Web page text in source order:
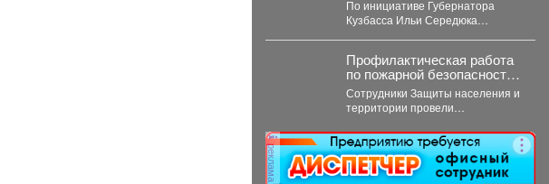
пользоваться предметами
первой необходимости для
новорождённых.
По инициативе Губернатора
Кузбасса Ильи Середюка
Подробности далее.
Профилактическая работа
по пожарной безопасности
охватила все районы
Новокузнецка
Сотрудники Защиты населения и
территории провели
многоквартирных домов. Особое
внимание - противопожарному
состоянию...
реклама